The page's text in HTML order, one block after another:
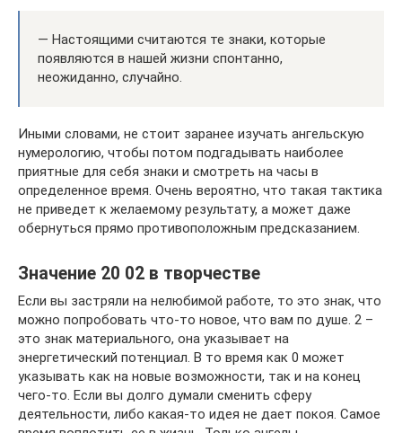
— Настоящими считаются те знаки, которые
появляются в нашей жизни спонтанно,
неожиданно, случайно.
Иными словами, не стоит заранее изучать ангельскую
нумерологию, чтобы потом подгадывать наиболее
приятные для себя знаки и смотреть на часы в
определенное время. Очень вероятно, что такая тактика
не приведет к желаемому результату, а может даже
обернуться прямо противоположным предсказанием.
Значение 20 02 в творчестве
Если вы застряли на нелюбимой работе, то это знак, что
можно попробовать что-то новое, что вам по душе. 2 –
это знак материального, она указывает на
энергетический потенциал. В то время как 0 может
указывать как на новые возможности, так и на конец
чего-то. Если вы долго думали сменить сферу
деятельности, либо какая-то идея не дает покоя. Самое